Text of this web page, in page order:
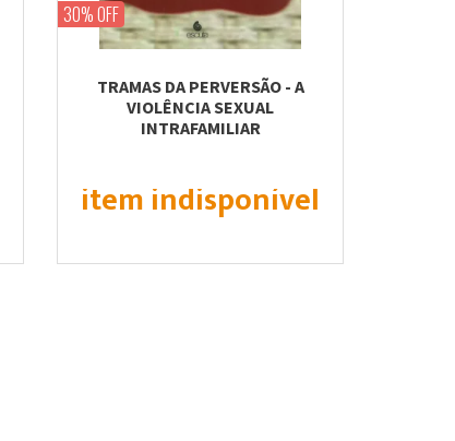
30% OFF
TRAMAS DA PERVERSÃO - A
VIOLÊNCIA SEXUAL
INTRAFAMILIAR
item indisponível